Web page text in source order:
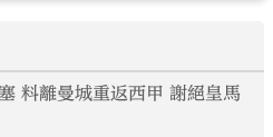
曼城重返西甲 謝絕皇馬